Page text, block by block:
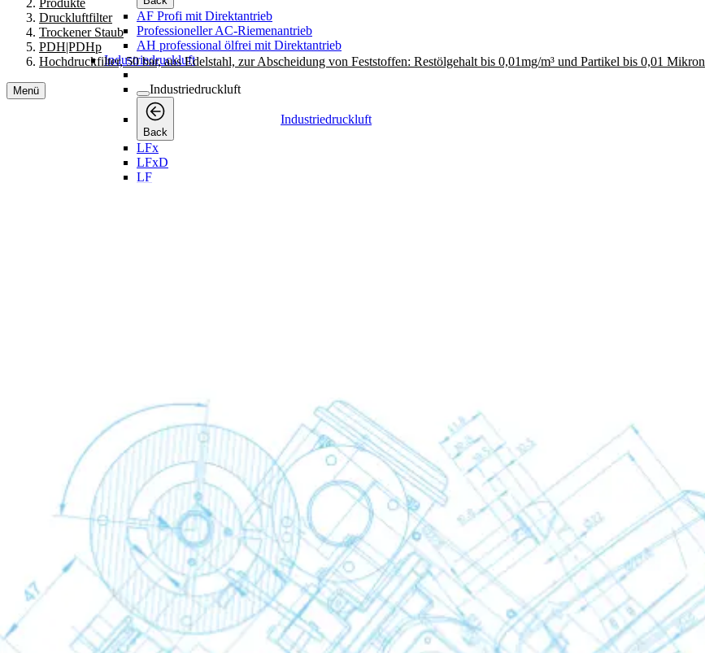
Produkte
Druckluftfilter
Trockener Staub
PDH|PDHp
Hochdruckfilter, 50 bar, aus Edelstahl, zur Abscheidung von Feststoffen: Restölgehalt bis 0,01mg/m³ und Partikel bis 0,01 Mikron
Menü
AF Profi mit Direktantrieb
Professioneller AC-Riemenantrieb
AH professional ölfrei mit Direktantrieb
Industriedruckluft
Industriedruckluft
Back
Industriedruckluft
LFx
LFxD
LF
Back
Kältetrockner
Adsorptionstrockner
Adsorptionstrockner
Back
Adsorptionstrockner
CD
CD+
Membrantrockner
Membrantrockner